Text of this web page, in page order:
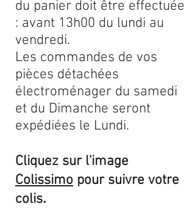
du panier doit être effectuée
: avant 13h00 du lundi au
vendredi.
Les commandes de vos
pièces détachées
électroménager du samedi
et du Dimanche seront
expédiées le Lundi.
Cliquez sur l'image
Colissimo pour suivre votre
colis.